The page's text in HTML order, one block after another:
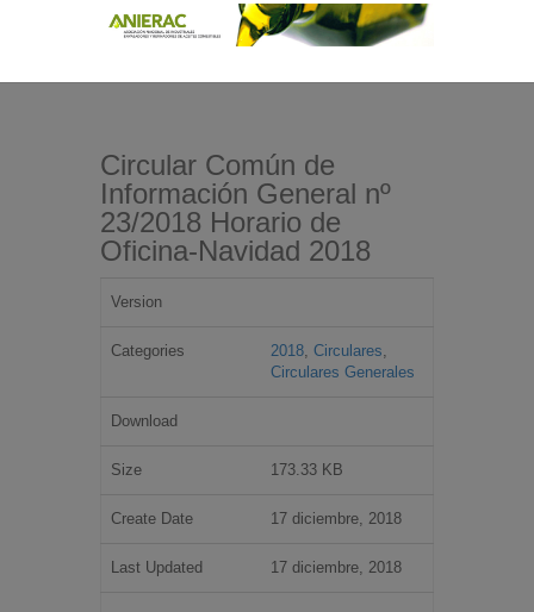
Circular Común de
Información General nº
23/2018 Horario de
Oficina-Navidad 2018
Version
Categories 2018, Circulares
Circulares Generales
Download
Size 173.33 KB
Create Date 17 diciembre, 2018
Last Updated 17 diciembre, 2018